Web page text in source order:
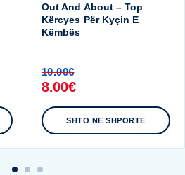
Out And About – Top
Kërcyes Për Kyçin E
Këmbës
10.00€
8.00€
SHTO NE SHPORTE